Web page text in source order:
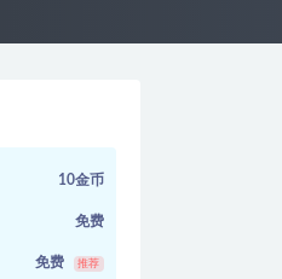
10金币
免费
免费 推荐